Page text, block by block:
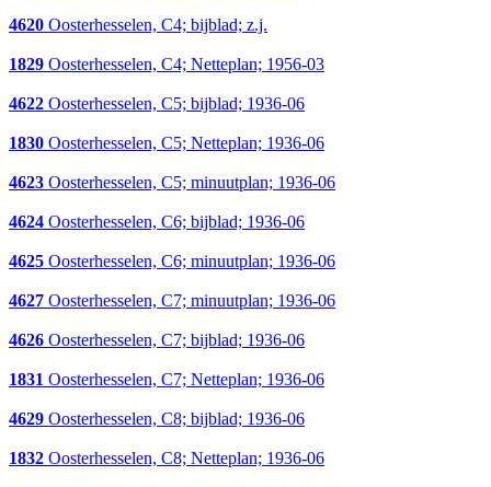
4620 Oosterhesselen, C4; bijblad; z.j.
1829 Oosterhesselen, C4; Netteplan; 1956-03
4622 Oosterhesselen, C5; bijblad; 1936-06
1830 Oosterhesselen, C5; Netteplan; 1936-06
4623 Oosterhesselen, C5; minuutplan; 1936-06
4624 Oosterhesselen, C6; bijblad; 1936-06
4625 Oosterhesselen, C6; minuutplan; 1936-06
4627 Oosterhesselen, C7; minuutplan; 1936-06
4626 Oosterhesselen, C7; bijblad; 1936-06
1831 Oosterhesselen, C7; Netteplan; 1936-06
4629 Oosterhesselen, C8; bijblad; 1936-06
1832 Oosterhesselen, C8; Netteplan; 1936-06